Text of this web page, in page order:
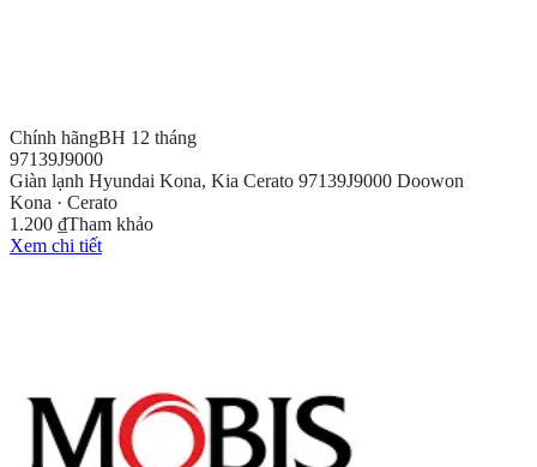
Chính hãngBH 12 tháng
97139J9000
Giàn lạnh Hyundai Kona, Kia Cerato 97139J9000 Doowon
Kona · Cerato
1.200 ₫Tham khảo
Xem chi tiết